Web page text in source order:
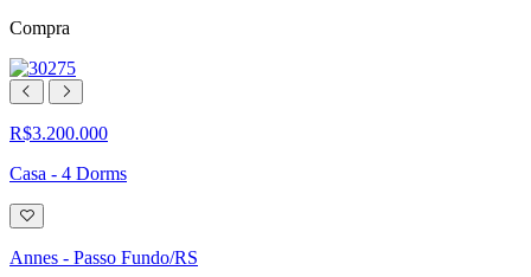
Compra
R$3.200.000
Casa - 4 Dorms
Adicionar
à
lista
de
Annes - Passo Fundo/RS